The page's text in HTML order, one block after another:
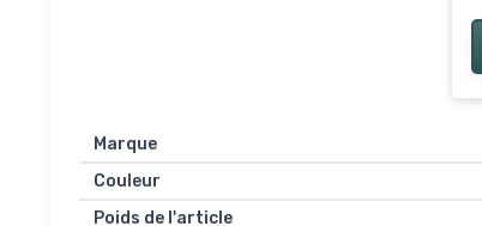
Marque
Couleur
Poids de l'article